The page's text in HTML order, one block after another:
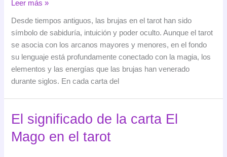
🌕
oculto
de
las
Leer más »
Desde tiempos antiguos, las brujas en el tarot han sido
símbolo de sabiduría, intuición y poder oculto. Aunque el tarot
se asocia con los arcanos mayores y menores, en el fondo
su lenguaje está profundamente conectado con la magia, los
elementos y las energías que las brujas han venerado
durante siglos. En cada carta del
El significado de la carta El
Mago en el tarot